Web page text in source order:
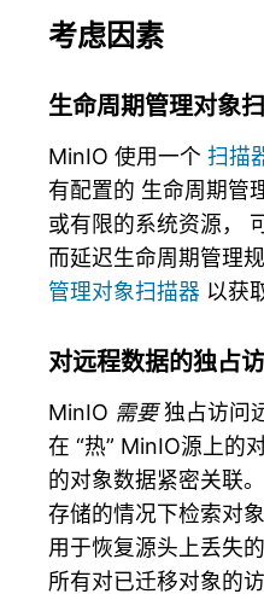
考虑因素
生命周期管理对象
MinIO 使用一个 扫描
有配置的 生命周期管
或有限的系统资源，
而延迟生命周期管理
管理对象扫描器 以获
对远程数据的独占
MinIO 需要独占访问
在 “热” MinIO源上的
的对象数据紧密关联
存储的情况下检索对
用于恢复源头上丢失的
所有对已迁移对象的